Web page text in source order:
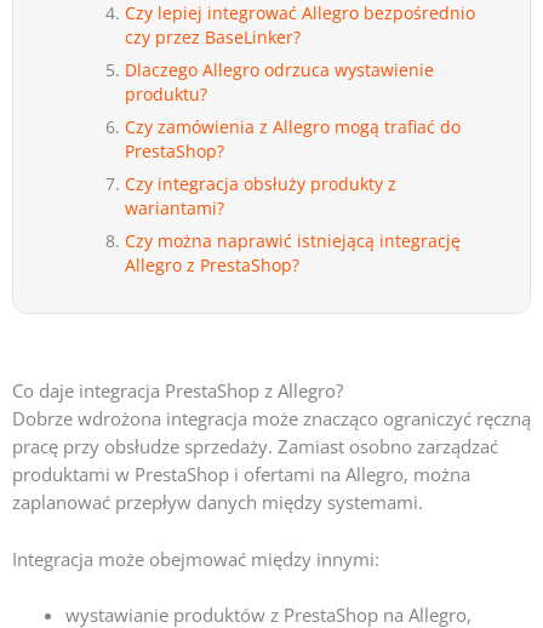
Czy lepiej integrować Allegro bezpośrednio
czy przez BaseLinker?
Dlaczego Allegro odrzuca wystawienie
produktu?
Czy zamówienia z Allegro mogą trafiać do
PrestaShop?
Czy integracja obsłuży produkty z
wariantami?
Czy można naprawić istniejącą integrację
Allegro z PrestaShop?
Co daje integracja PrestaShop z Allegro?
Dobrze wdrożona integracja może znacząco ograniczyć ręczną
pracę przy obsłudze sprzedaży. Zamiast osobno zarządzać
produktami w PrestaShop i ofertami na Allegro, można
zaplanować przepływ danych między systemami.
Integracja może obejmować między innymi:
wystawianie produktów z PrestaShop na Allegro,